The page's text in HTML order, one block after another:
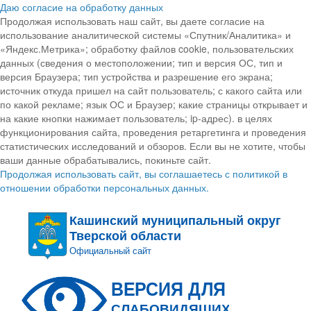
Даю согласие на обработку данных
Продолжая использовать наш сайт, вы даете согласие на
использование аналитической системы «Спутник/Аналитика» и
«Яндекс.Метрика»; обработку файлов cookie, пользовательских
данных (сведения о местоположении; тип и версия ОС, тип и
версия Браузера; тип устройства и разрешение его экрана;
источник откуда пришел на сайт пользователь; с какого сайта или
по какой рекламе; язык ОС и Браузер; какие страницы открывает и
на какие кнопки нажимает пользователь; ip-адрес). в целях
функционирования сайта, проведения ретаргетинга и проведения
статистических исследований и обзоров. Если вы не хотите, чтобы
ваши данные обрабатывались, покиньте сайт.
Продолжая использовать сайт, вы соглашаетесь с политикой в
отношении обработки персональных данных.